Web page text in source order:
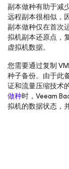
副本做种有助于减
远程副本很相似，
副本做种仅在首次
拟机副本还原点，
虚拟机数据。
您需要通过复制
种子备份。由于此
证和流量压缩技术
做种时，Veeam
拟机的数据状态，